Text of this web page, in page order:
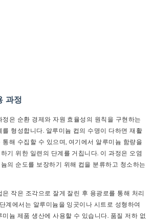
과정
정은 순환 경제와 자원 효율성의 원칙을 구현하는
를 형성합니다. 알루미늄 컵의 수명이 다하면 재활
통해 수집할 수 있으며, 여기에서 알루미늄 함량을
기 위한 일련의 단계를 거칩니다. 이 과정은 오염
의 순도를 보장하기 위해 컵을 분류하고 청소하는
작은 조각으로 잘게 잘린 후 용광로를 통해 처리
계에서는 알루미늄을 잉곳이나 시트로 성형하여
미늄 제품 생산에 사용할 수 있습니다. 품질 저하 없